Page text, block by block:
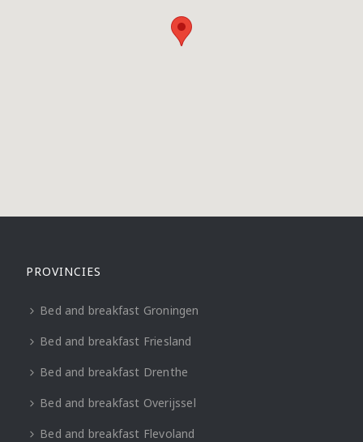
PROVINCIES
Bed and breakfast Groningen
Bed and breakfast Friesland
Bed and breakfast Drenthe
Bed and breakfast Overijssel
Bed and breakfast Flevoland